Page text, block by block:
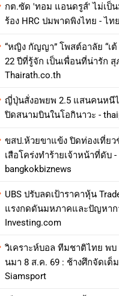
กต.ซัด 'ทอม แอนดรูส์' ไม่เป็
ร้อง HRC ปมพาดพิงไทย - ไท
“หญิง กัญญา” โพสต์อาลัย “เ
22 ปีที่รู้จัก เป็นเพื่อนที่น่ารัก
Thairath.co.th
ญี่ปุ่นสั่งอพยพ 2.5 แสนคนหนี
ปิดสนามบินในโอกินาวะ -
ขสป.ห้วยขาแข้ง ปิดท่องเที่ยว
เสือโคร่งทำร้ายเจ้าหน้าที่ดับ -
bangkokbiznews
UBS ปรับลดเป้าราคาหุ้น
แรงกดดันมหภาคและปัญหาก
Investing.com
วิเคราะห์บอล ทีมชาติไทย พ
นมา 8 ส.ค. 69 : ช้างศึกจัดเต็
Siamsport